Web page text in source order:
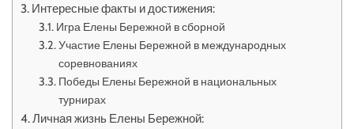
Интересные факты и достижения:
Игра Елены Бережной в сборной
Участие Елены Бережной в международных
соревнованиях
Победы Елены Бережной в национальных
турнирах
Личная жизнь Елены Бережной: